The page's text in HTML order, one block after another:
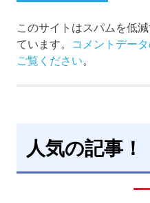
このサイトはスパムを低
ています。 コメントデー
ご覧ください。
人気の記事！